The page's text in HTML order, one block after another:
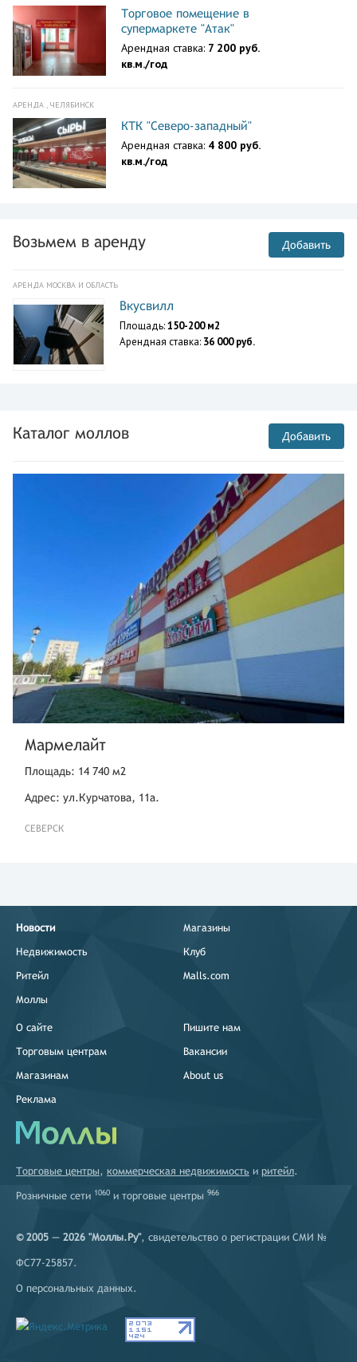
Торговое помещение в
супермаркете "Атак"
Арендная ставка: 7 200 руб.
кв.м./год
АРЕНДА , ЧЕЛЯБИНСК
КТК "Северо-западный"
Арендная ставка: 4 800 руб.
кв.м./год
Возьмем в аренду Добавить
АРЕНДА МОСКВА И ОБЛАСТЬ
Вкусвилл
Площадь:150-200 м2
Арендная ставка: 36 000 руб.
Каталог моллов Добавить
Мармелайт
Площадь: 14 740 м2
Адрес: ул.Курчатова, 11а.
СЕВЕРСК
Новости
Недвижимость
Ритейл
Моллы
Магазины
Клуб
Malls.com
О сайте
Торговым центрам
Магазинам
Реклама
Пишите нам
Вакансии
About us
Торговые центры, коммерческая недвижимость и ритейл.
Розничные сети 1060 и торговые центры 966
© 2005 — 2026 "Моллы.Ру", свидетельство о регистрации СМИ №
ФС77-25857.
О персональных данных.